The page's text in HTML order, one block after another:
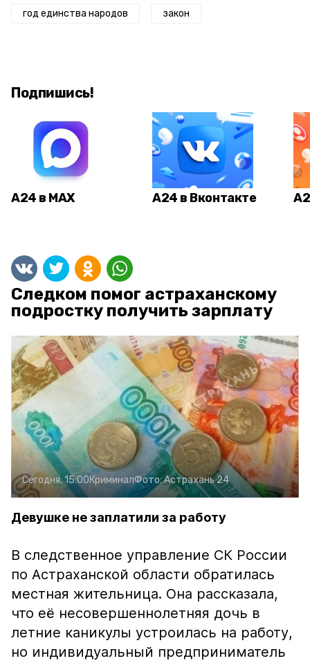
год единства народов закон
Подпишись!
А24 в MAX А24 в Вконтакте
Следком помог астраханскому
подростку получить зарплату
Сегодня, 15:00КриминалФото:Астрахань 24
Девушке не заплатили за работу
В следственное управление СК России
по Астраханской области обратилась
местная жительница. Она рассказала,
что её несовершеннолетняя дочь в
летние каникулы устроилась на работу,
но индивидуальный предприниматель